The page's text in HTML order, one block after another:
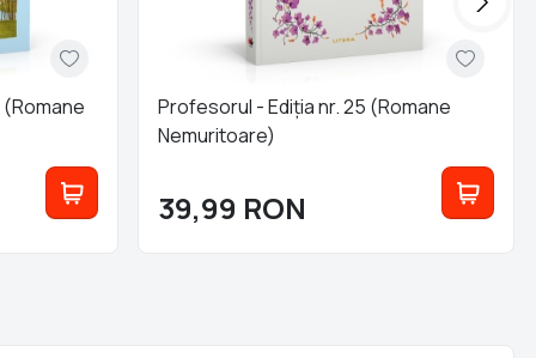
(Romane
Profesorul - Ediția nr. 25 (Romane
Nemuritoare)
39,99 RON